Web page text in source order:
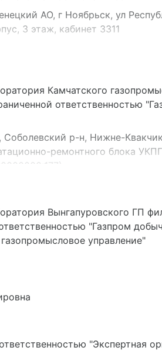
АО, г Ноябрьск, ул
3 этаж, кабинет 3311
Камчатского
ответственностью
р-н, Нижне-
ремонтного блока УКПГ
Вынгапуровского ГП
"Газпром
управление"
"Экспертная